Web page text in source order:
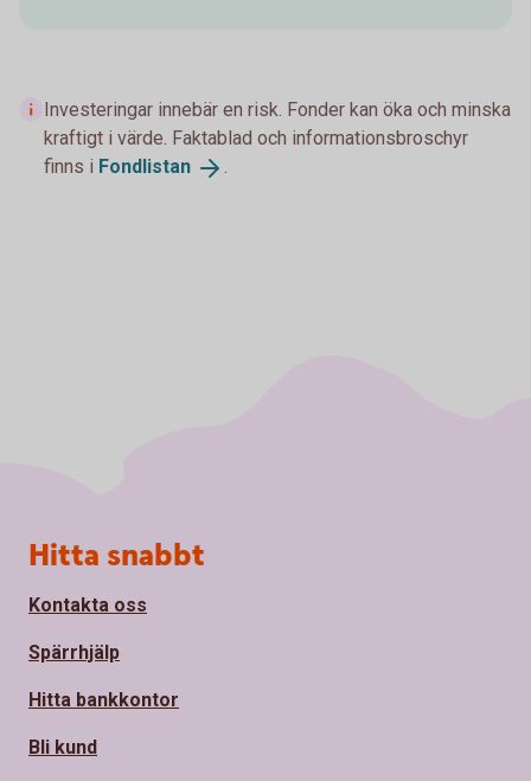
Investeringar innebär en risk. Fonder kan öka och minska
kraftigt i värde. Faktablad och informationsbroschyr
finns i Fondlistan .
Sidfot
Hitta snabbt
Kontakta oss
Spärrhjälp
Hitta bankkontor
Bli kund